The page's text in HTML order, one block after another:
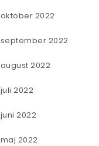
oktober 2022
september 2022
august 2022
juli 2022
juni 2022
maj 2022